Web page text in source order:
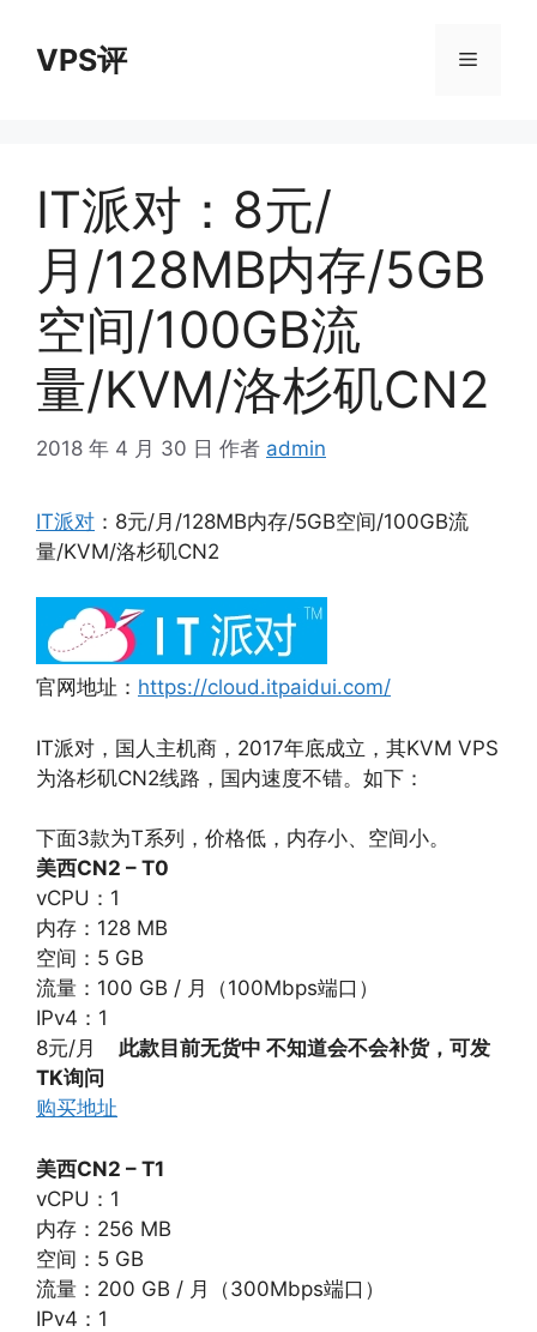
VPS评 菜
IT派对：8元/
月/128MB内存/5GB
空间/100GB流
量/KVM/洛杉矶CN2
2018 年 4 月 30 日 作者 admin
IT派对 ：8元/月/128MB内存/5GB空间/100GB流
量/KVM/洛杉矶CN2
官网地址： https://cloud.itpaidui.com/
IT派对，国人主机商，2017年底成立，其KVM VPS
为洛杉矶CN2线路，国内速度不错。如下：
下面3款为T系列，价格低，内存小、空间小。
美西CN2 – T0
vCPU：1
内存：128 MB
空间：5 GB
流量：100 GB / 月（100Mbps端口）
IPv4：1
8元/月
此款目前无货中 不知道会不会补货，可发
TK询问
购买地址
美西CN2 – T1
vCPU：1
内存：256 MB
空间：5 GB
流量：200 GB / 月（300Mbps端口）
IPv4：1